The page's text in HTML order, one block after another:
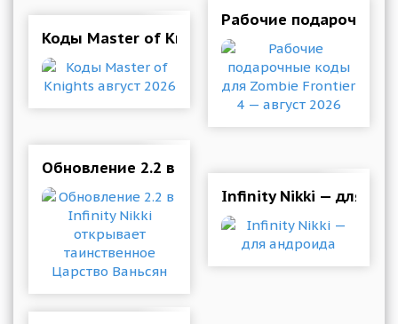
Коды Master of Knights август 2026
Рабочие подарочные
Обновление 2.2 в Infinity Nikki открывает
Infinity Nikki — для